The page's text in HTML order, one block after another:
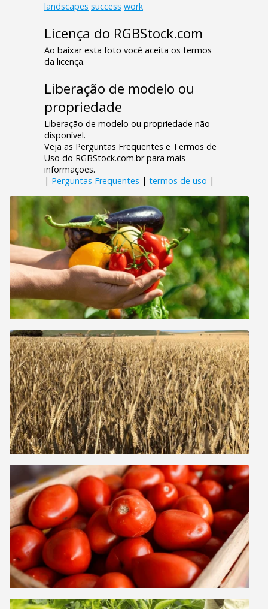
landscapes success work
Licença do RGBStock.com
Ao baixar esta foto você aceita os termos
da licença.
Liberação de modelo ou
propriedade
Liberação de modelo ou propriedade não
disponível.
Veja as Perguntas Frequentes e Termos de
Uso do RGBStock.com.br para mais
informações.
| Perguntas Frequentes | termos de uso |